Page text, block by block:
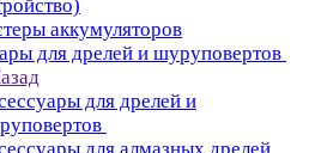
аккумуляторов
для дрелей и шуруповертов
для дрелей и